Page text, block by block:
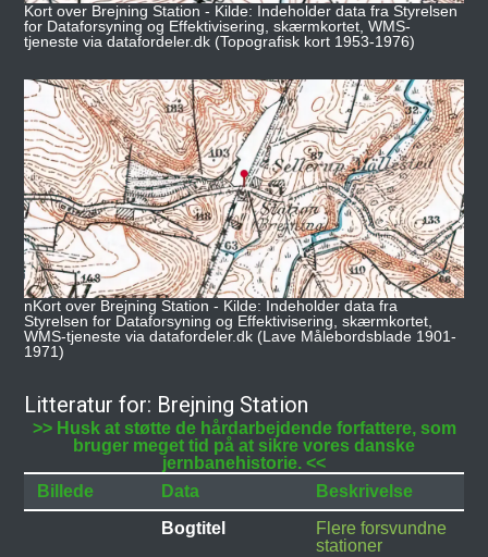
Kort over Brejning Station - Kilde: Indeholder data fra Styrelsen
for Dataforsyning og Effektivisering, skærmkortet, WMS-
tjeneste via datafordeler.dk (Topografisk kort 1953-1976)
nKort over Brejning Station - Kilde: Indeholder data fra
Styrelsen for Dataforsyning og Effektivisering, skærmkortet,
WMS-tjeneste via datafordeler.dk (Lave Målebordsblade 1901-
1971)
Litteratur for: Brejning Station
>> Husk at støtte de hårdarbejdende forfattere, som
bruger meget tid på at sikre vores danske
jernbanehistorie. <<
Billede
Data
Beskrivelse
Bogtitel
Flere forsvundne
stationer